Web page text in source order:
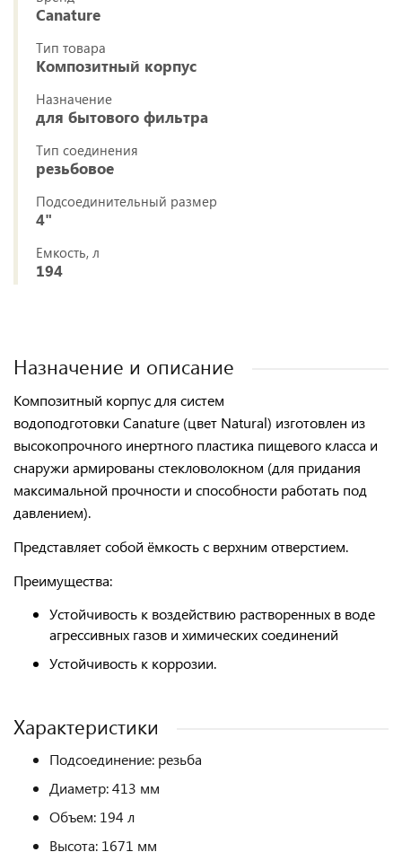
Canature
Тип товара
Композитный корпус
Назначение
для бытового фильтра
Тип соединения
резьбовое
Подсоединительный размер
4"
Емкость, л
194
Назначение и описание
Композитный корпус для систем
водоподготовки Canature (цвет Natural) изготовлен из
высокопрочного инертного пластика пищевого класса и
снаружи армированы стекловолокном (для придания
максимальной прочности и способности работать под
давлением).
Представляет собой ёмкость с верхним отверстием.
Преимущества:
Устойчивость к воздействию растворенных в воде
агрессивных газов и химических соединений
Устойчивость к коррозии.
Характеристики
Подсоединение: резьба
Диаметр: 413 мм
Объем: 194 л
Высота: 1671 мм